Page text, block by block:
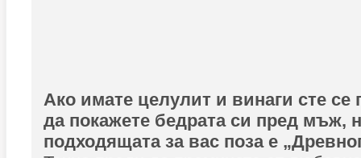
Ако имате целулит и винаги сте се
да покажете бедрата си пред мъж,
подходящата за вас поза е